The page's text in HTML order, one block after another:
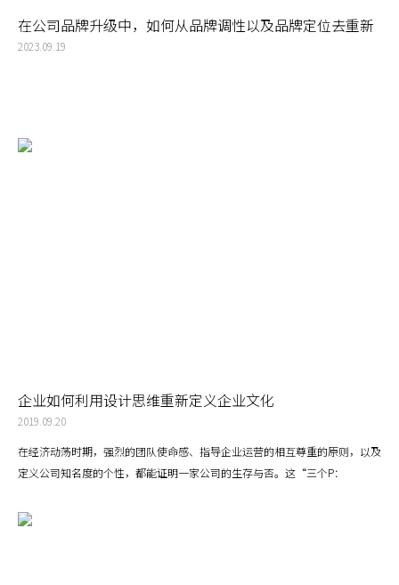
在公司品牌升级中，如何从品牌调性以及品牌定位去重新
定位字体的设计风格和细节？
2023.09.19
企业如何利用设计思维重新定义企业文化
2019.09.20
在经济动荡时期，强烈的团队使命感、指导企业运营的相互尊重的原则，以及
定义公司知名度的个性，都能证明一家公司的生存与否。这“三个P：
成部分。